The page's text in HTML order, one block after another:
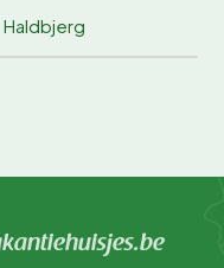
Haldbjerg